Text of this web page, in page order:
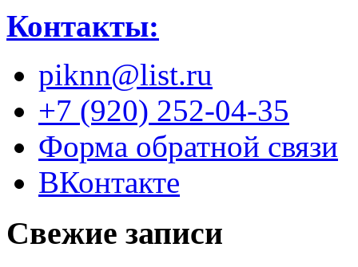
Контакты:
piknn@list.ru
+7 (920) 252-04-35
Форма обратной связи
ВКонтакте
Свежие записи